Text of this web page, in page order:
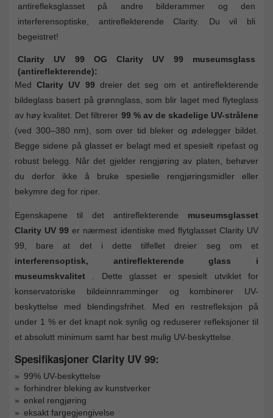
antirefleksglasset på andre bilderammer og den
interferensoptiske, antireflekterende Clarity. Du vil bli
begeistret!
Clarity UV 99 OG Clarity UV 99 museumsglass
(antireflekterende):
MedClarity UV 99 dreier det seg om et antireflekterende
bildeglass basert på grønnglass, som blir laget med flyteglass
av høy kvalitet. Det filtrerer 99 % av de skadelige UV-strålene
(ved 300–380 nm), som over tid bleker og ødelegger bildet.
Begge sidene på glasset er belagt med et spesielt ripefast og
robust belegg. Når det gjelder rengjøring av platen, behøver
du derfor ikke å bruke spesielle rengjøringsmidler eller
bekymre deg for riper.
Egenskapene til det antireflekterende museumsglasset
Clarity UV 99 er nærmest identiske med flytglasset Clarity UV
99, bare at det i dette tilfellet dreier seg om et
interferensoptisk, antireflekterende glass i
museumskvalitet . Dette glasset er spesielt utviklet for
konservatoriske bildeinnramminger og kombinerer UV-
beskyttelse med blendingsfrihet. Med en restrefleksjon på
under 1 % er det knapt nok synlig og reduserer refleksjoner til
et absolutt minimum samt har best mulig UV-beskyttelse.
Spesifikasjoner Clarity UV 99:
99% UV-beskyttelse
forhindrer bleking av kunstverker
enkel rengjøring
eksakt fargegjengivelse